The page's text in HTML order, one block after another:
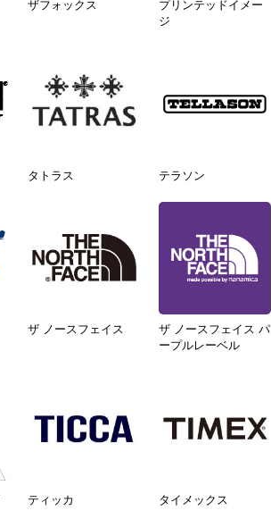
ザフォックス
プリンテッドイメー
ジ
タトラス テラソン
ザ ノースフェイス
ザ ノースフェイス パ
ープルレーベル
ティッカ タイメックス